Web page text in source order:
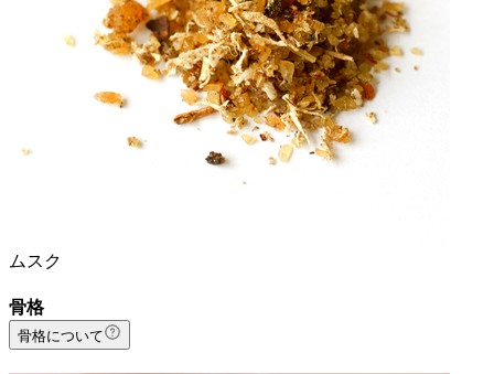
ムスク
骨格
骨格について